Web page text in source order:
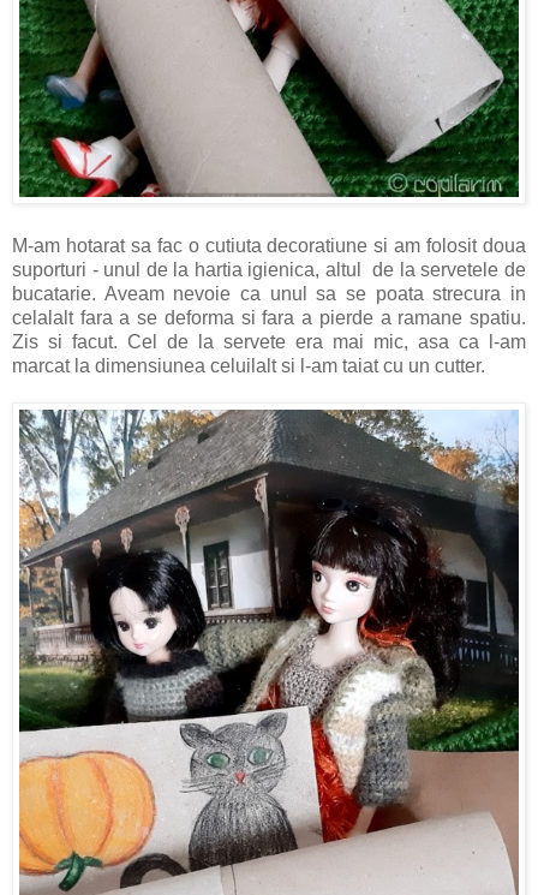
M-am hotarat sa fac o cutiuta decoratiune si am folosit doua
suporturi - unul de la hartia igienica, altul de la servetele de
bucatarie. Aveam nevoie ca unul sa se poata strecura in
celalalt fara a se deforma si fara a pierde a ramane spatiu.
Zis si facut. Cel de la servete era mai mic, asa ca l-am
marcat la dimensiunea celuilalt si l-am taiat cu un cutter.